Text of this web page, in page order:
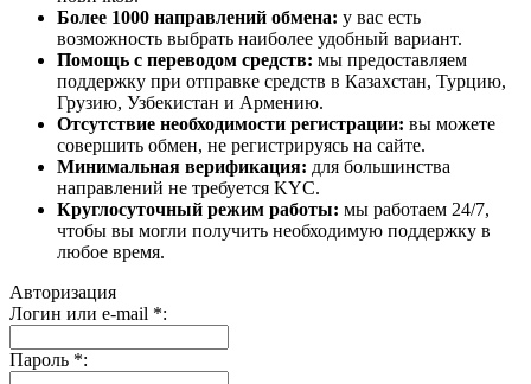
Более 1000 направлений обмена: у вас есть
возможность выбрать наиболее удобный вариант.
Помощь с переводом средств: мы предоставляем
поддержку при отправке средств в Казахстан, Турцию,
Грузию, Узбекистан и Армению.
Отсутствие необходимости регистрации: вы можете
совершить обмен, не регистрируясь на сайте.
Минимальная верификация: для большинства
направлений не требуется KYC.
Круглосуточный режим работы: мы работаем 24/7,
чтобы вы могли получить необходимую поддержку в
любое время.
Авторизация
Логин или e-mail *:
Пароль *: